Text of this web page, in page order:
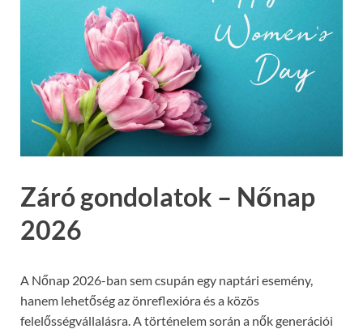
Záró gondolatok – Nőnap
2026
A Nőnap 2026-ban sem csupán egy naptári esemény,
hanem lehetőség az önreflexióra és a közös
felelősségvállalásra. A történelem során a nők generációi